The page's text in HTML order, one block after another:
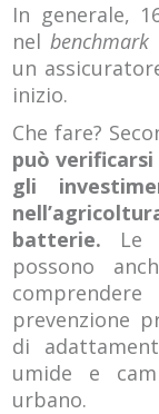
In generale,
nelbenchmark
un
inizio.
Che fare?
può
gli
batterie. Le
possono
prevenzione
di
umide e
urbano.